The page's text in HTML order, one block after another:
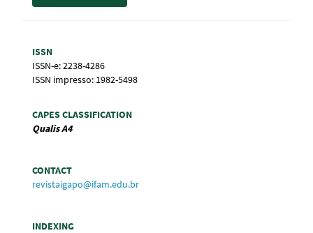
Information
ISSN
ISSN-e: 2238-4286
ISSN impresso: 1982-5498
CAPES CLASSIFICATION
QualisA4
CONTACT
revistaigapo@ifam.edu.br
INDEXING